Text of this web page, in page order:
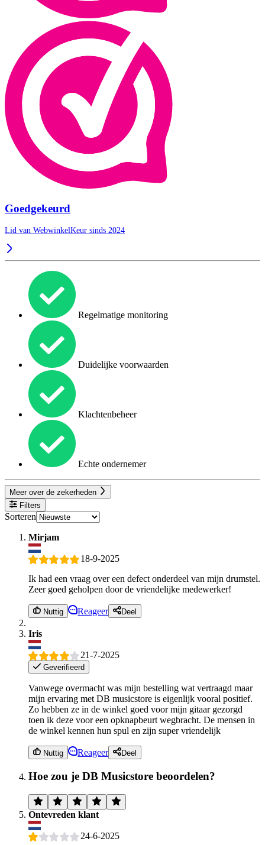
Goedgekeurd
Lid van WebwinkelKeur sinds 2024
Regelmatige monitoring
Duidelijke voorwaarden
Klachtenbeheer
Echte ondernemer
Meer over de zekerheden
Filters
Sorteren
Mirjam
18-9-2025
Ik had een vraag over een defect onderdeel van mijn drumstel.
Zeer goed geholpen door de vriendelijke medewerker!
Nuttig Reageer Deel
Iris
21-7-2025
Geverifieerd
Vanwege overmacht was mijn bestelling wat vertraagd maar
mijn ervaring met DB musicstore is eigenlijk vooral positief.
Zo hebben ze in de winkel goed voor mijn gitaar gezorgd
toen ik deze voor een opknapbeurt wegbracht. De mensen in
de winkel kennen hun spul en zijn super vriendelijk
Nuttig Reageer Deel
Hoe zou je DB Musicstore beoordelen?
Ontevreden klant
24-6-2025